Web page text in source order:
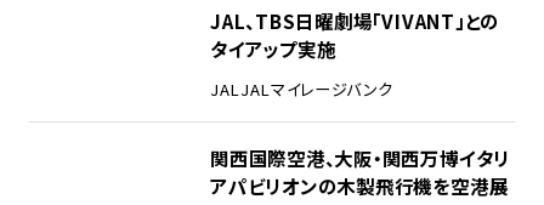
JAL、TBS日曜劇場「VIVANT」との
タイアップ実施
JALJALマイレージバンク
関西国際空港、大阪・関西万博イタリ
アパビリオンの木製飛行機を空港展